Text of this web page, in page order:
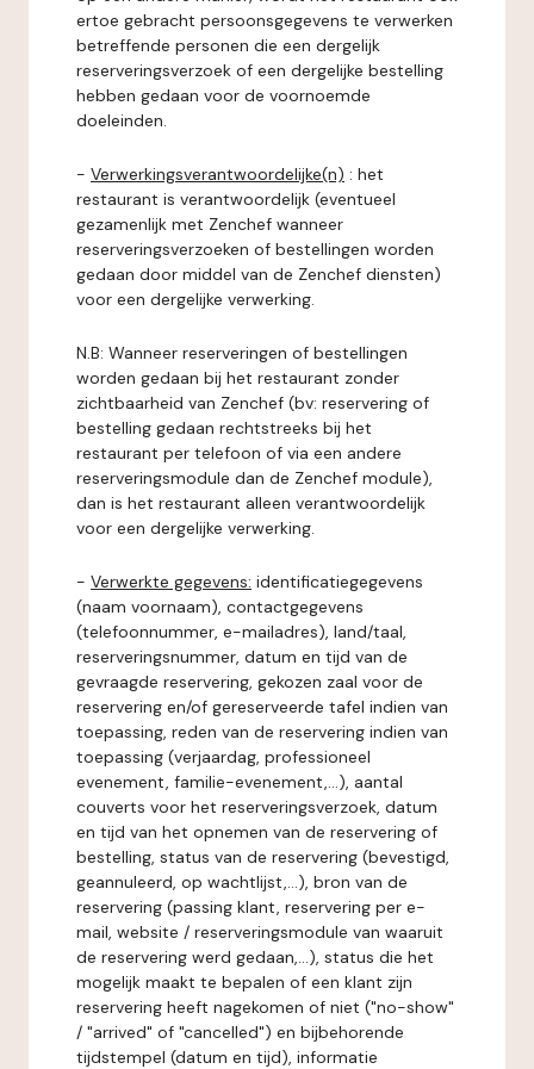
ertoe gebracht persoonsgegevens te verwerken
betreffende personen die een dergelijk
reserveringsverzoek of een dergelijke bestelling
hebben gedaan voor de voornoemde
doeleinden.
- Verwerkingsverantwoordelijke(n) : het
restaurant is verantwoordelijk (eventueel
gezamenlijk met Zenchef wanneer
reserveringsverzoeken of bestellingen worden
gedaan door middel van de Zenchef diensten)
voor een dergelijke verwerking.
N.B: Wanneer reserveringen of bestellingen
worden gedaan bij het restaurant zonder
zichtbaarheid van Zenchef (bv: reservering of
bestelling gedaan rechtstreeks bij het
restaurant per telefoon of via een andere
reserveringsmodule dan de Zenchef module),
dan is het restaurant alleen verantwoordelijk
voor een dergelijke verwerking.
- Verwerkte gegevens: identificatiegegevens
(naam voornaam), contactgegevens
(telefoonnummer, e-mailadres), land/taal,
reserveringsnummer, datum en tijd van de
gevraagde reservering, gekozen zaal voor de
reservering en/of gereserveerde tafel indien van
toepassing, reden van de reservering indien van
toepassing (verjaardag, professioneel
evenement, familie-evenement,...), aantal
couverts voor het reserveringsverzoek, datum
en tijd van het opnemen van de reservering of
bestelling, status van de reservering (bevestigd,
geannuleerd, op wachtlijst,...), bron van de
reservering (passing klant, reservering per e-
mail, website / reserveringsmodule van waaruit
de reservering werd gedaan,...), status die het
mogelijk maakt te bepalen of een klant zijn
reservering heeft nagekomen of niet ("no-show"
/ "arrived" of "cancelled") en bijbehorende
tijdstempel (datum en tijd), informatie